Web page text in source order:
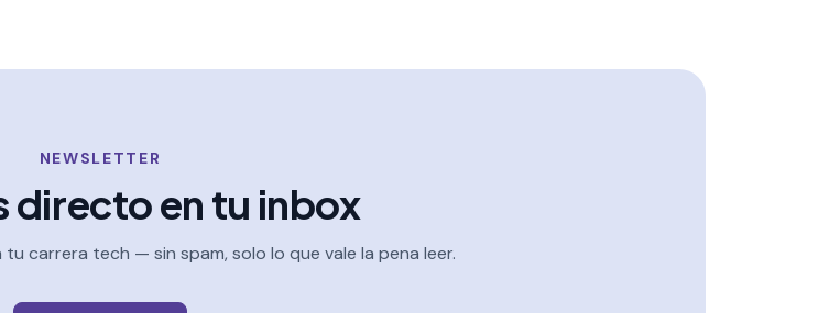
NEWSLETTER
directo en tu inbox
carrera tech — sin spam, solo lo que vale la pena leer.